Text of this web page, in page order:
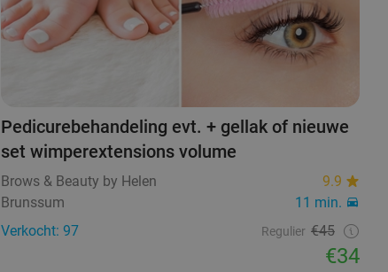
Pedicurebehandeling evt. + gellak of nieuwe
set wimperextensions volume
Brows & Beauty by Helen
9.9
Brunssum
11 min.
Verkocht: 97
Regulier €45
€34